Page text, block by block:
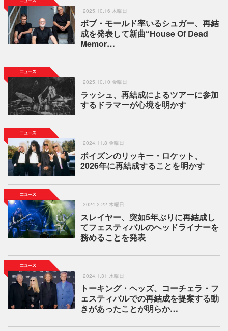
2025.10.16 木曜日
ボブ・モールド率いるシュガー、再結
成を発表して新曲“House Of Dead
Memor…
2025.10.10 金曜日
ラッシュ、再結成によるツアーに参加
するドラマーが心境を明かす
2024.11.8 金曜日
ポイズンのリッキー・ロケット、
2026年に再結成することを明かす
2024.2.22 木曜日
スレイヤー、突如5年ぶりに再結成し
てフェスティバルのヘッドライナーを
務めることを発表
2024.1.31 水曜日
トーキング・ヘッズ、コーチェラ・フ
ェスティバルでの再結成を提案する動
きがあったことが明らか…